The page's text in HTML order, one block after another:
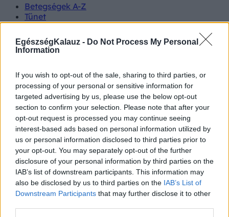
EgészségKalauz - Do Not Process My Personal
Information
If you wish to opt-out of the sale, sharing to third parties, or
processing of your personal or sensitive information for
targeted advertising by us, please use the below opt-out
section to confirm your selection. Please note that after your
opt-out request is processed you may continue seeing
interest-based ads based on personal information utilized by
us or personal information disclosed to third parties prior to
your opt-out. You may separately opt-out of the further
disclosure of your personal information by third parties on the
IAB’s list of downstream participants. This information may
also be disclosed by us to third parties on the IAB’s List of
Downstream Participants that may further disclose it to other
Betegségek A-Z
Tünet
Vizsgálat
Kezelés
Életmódváltás
Hírek
Videók
Kisállatok egészsége
#allergia #influenza#cukorbetegség
#orvosmeteorológia#vérnyomás#stroke#rákbetegség
#pajzsmirigy#reflux#ekcéma#herpesz
Regisztráció